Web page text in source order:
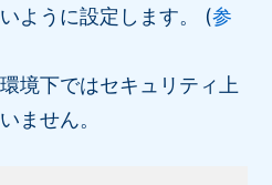
ように設定します。 (参
境下ではセキュリティ上
ません。